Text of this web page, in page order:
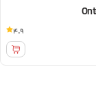
4.9